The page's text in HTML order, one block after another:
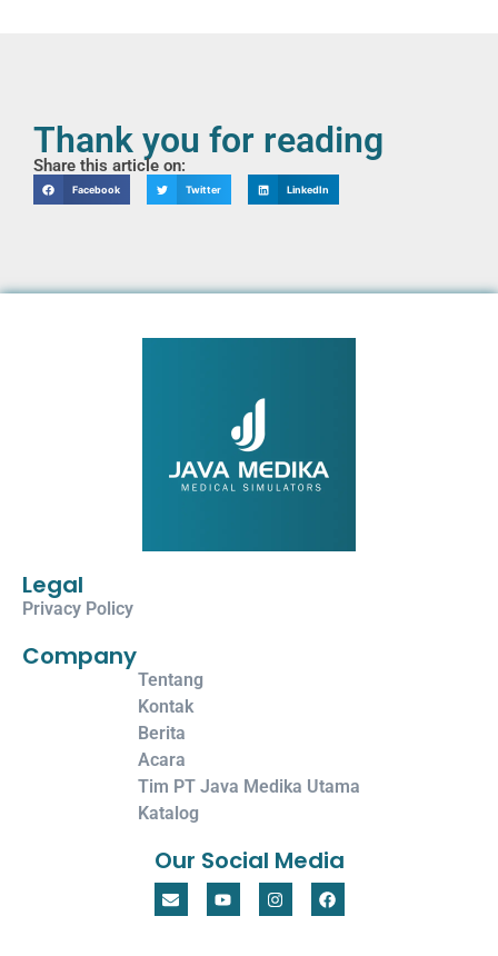
Thank you for reading
Share this article on:
Facebook Twitter LinkedIn
Legal
Privacy Policy
Tentang
Kontak
Berita
Acara
Tim PT Java Medika Utama
Katalog
Company
Our Social Media